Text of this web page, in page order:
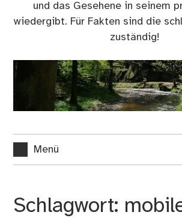
und das Gesehene in seinem
wiedergibt. Für Fakten sind die
zuständig!
Menü
Schlagwort: